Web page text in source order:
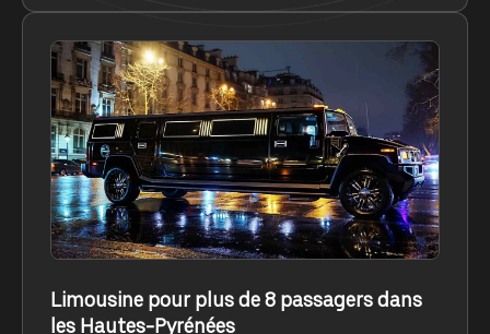
Limousine pour plus de 8 passagers dans
les Hautes-Pyrénées